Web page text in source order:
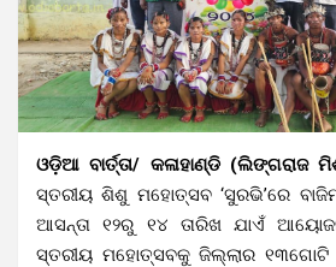
ଓଡ଼ିଆ ବାର୍ତ୍ତା/ କଳାହାଣ୍ଡି (ଲିଙ୍ଗରାଜ
ସ୍ତରୀୟ ଶିଶୁ ମହୋତ୍ସବ ‘ସୁରଭି’ରେ
ଆସନ୍ତା ୧୨ରୁ ୧୪ ତାରିଖ ଯାଏଁ
ସ୍ତରୀୟ ମହୋତ୍ସବକୁ ଜିଲ୍ଲାର